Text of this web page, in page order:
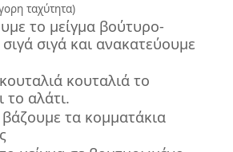
ταχύτητα)
το μείγμα βούτυρο-
σιγά και ανακατεύουμε
κουταλιά το
το αλάτι.
τα κομματάκια